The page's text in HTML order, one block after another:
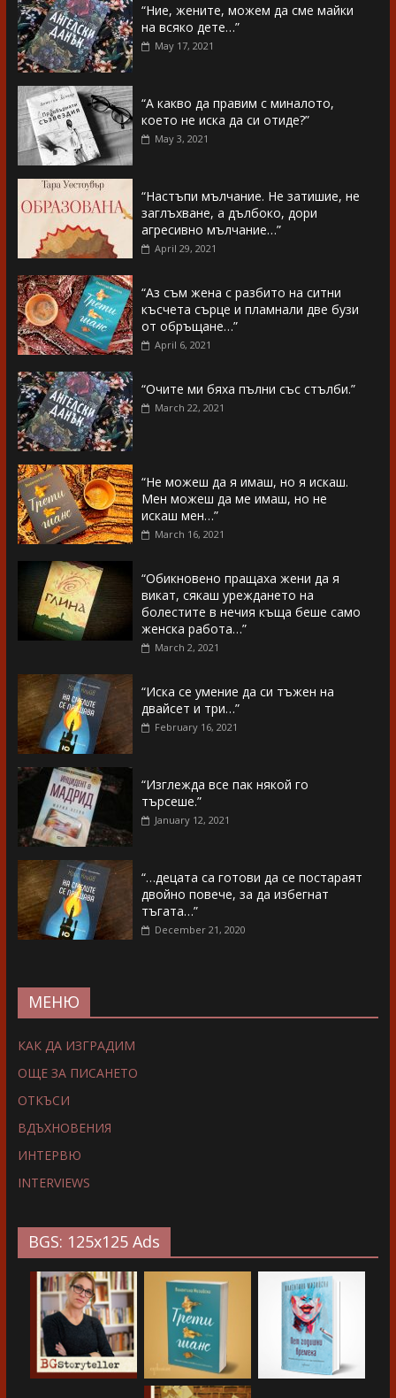
“Ние, жените, можем да сме майки
на всяко дете…”
May 17, 2021
“А какво да правим с миналото,
което не иска да си отиде?”
May 3, 2021
“Настъпи мълчание. Не затишие, не
заглъхване, а дълбоко, дори
агресивно мълчание…”
April 29, 2021
“Аз съм жена с разбито на ситни
късчета сърце и пламнали две бузи
от обръщане…”
April 6, 2021
“Очите ми бяха пълни със стълби.”
March 22, 2021
“Не можеш да я имаш, но я искаш.
Мен можеш да ме имаш, но не
искаш мен…”
March 16, 2021
“Обикновено пращаха жени да я
викат, сякаш уреждането на
болестите в нечия къща беше само
женска работа…”
March 2, 2021
“Иска се умение да си тъжен на
двайсет и три…”
February 16, 2021
“Изглежда все пак някой го
търсеше.”
January 12, 2021
“…децата са готови да се постараят
двойно повече, за да избегнат
тъгата…”
December 21, 2020
МЕНЮ
КАК ДА ИЗГРАДИМ
ОЩЕ ЗА ПИСАНЕТО
ОТКЪСИ
ВДЪХНОВЕНИЯ
ИНТЕРВЮ
INTERVIEWS
BGS: 125x125 Ads